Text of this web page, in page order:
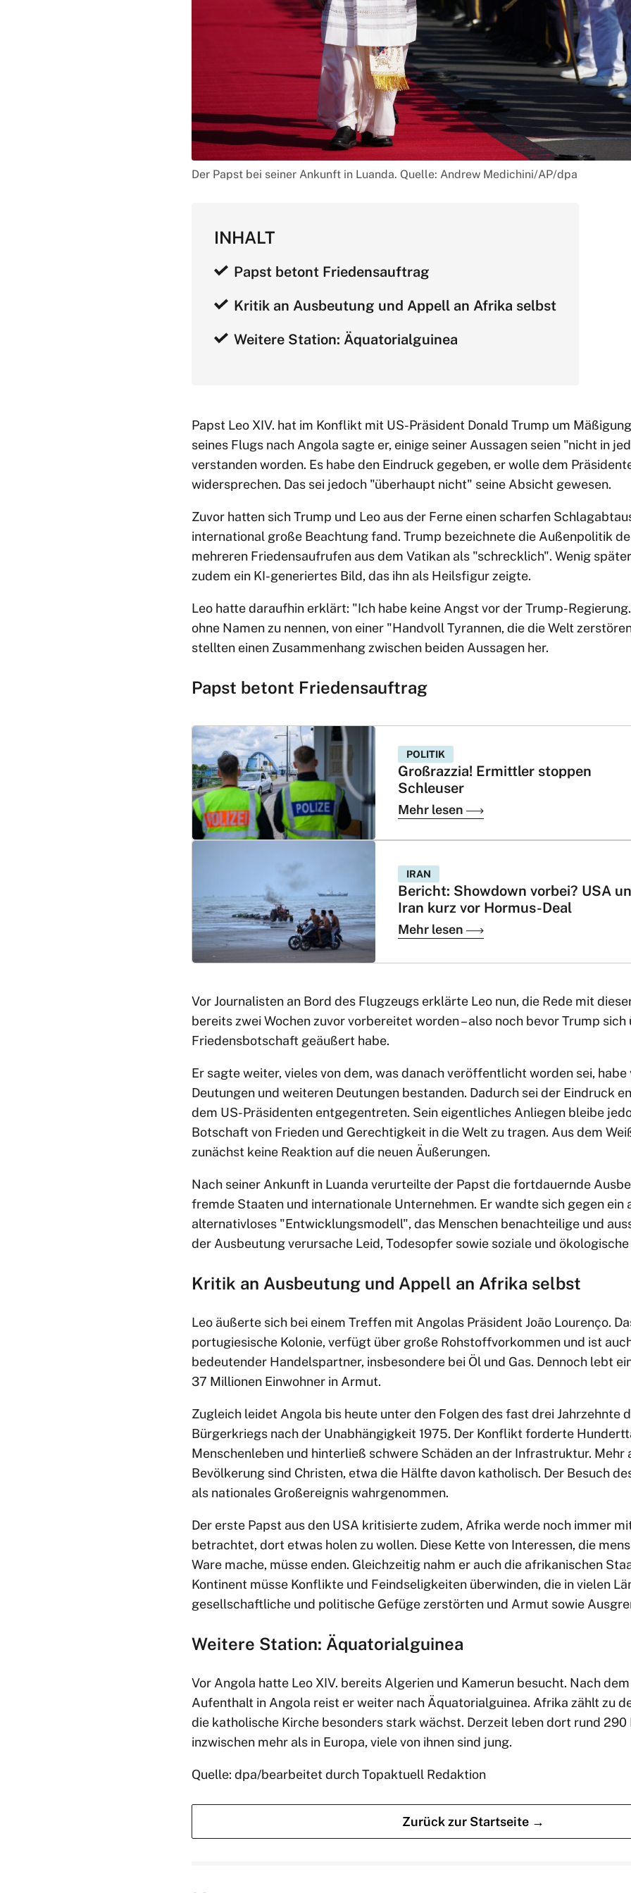
Der Papst bei seiner Ankunft in Luanda. Quelle: Andrew Medichini/AP/dpa
INHALT
Papst betont Friedensauftrag
Kritik an Ausbeutung und Appell an Afrika selbst
Weitere Station: Äquatorialguinea
Papst Leo XIV. hat im Konflikt mit US-Präsident Donald Trump um
seines Flugs nach Angola sagte er, einige seiner Aussagen seien "nicht in
verstanden worden. Es habe den Eindruck gegeben, er wolle dem
widersprechen. Das sei jedoch "überhaupt nicht" seine Absicht gewesen.
Zuvor hatten sich Trump und Leo aus der Ferne einen scharfen
international große Beachtung fand. Trump bezeichnete die Außenpolitik
mehreren Friedensaufrufen aus dem Vatikan als "schrecklich". Wenig
zudem ein KI-generiertes Bild, das ihn als Heilsfigur zeigte.
Leo hatte daraufhin erklärt: "Ich habe keine Angst vor der Trump-
ohne Namen zu nennen, von einer "Handvoll Tyrannen, die die Welt
stellten einen Zusammenhang zwischen beiden Aussagen her.
Papst betont Friedensauftrag
POLITIK
Großrazzia! Ermittler stoppen
Schleuser
Mehr lesen
IRAN
Bericht: Showdown vorbei? USA
Iran kurz vor Hormus-Deal
Mehr lesen
Vor Journalisten an Bord des Flugzeugs erklärte Leo nun, die Rede mit
bereits zwei Wochen zuvor vorbereitet worden – also noch bevor Trump sich
Friedensbotschaft geäußert habe.
Er sagte weiter, vieles von dem, was danach veröffentlicht worden sei, habe
Deutungen und weiteren Deutungen bestanden. Dadurch sei der Eindruck
dem US-Präsidenten entgegentreten. Sein eigentliches Anliegen bleibe
Botschaft von Frieden und Gerechtigkeit in die Welt zu tragen. Aus dem
zunächst keine Reaktion auf die neuen Äußerungen.
Nach seiner Ankunft in Luanda verurteilte der Papst die fortdauernde
fremde Staaten und internationale Unternehmen. Er wandte sich gegen ein
alternativloses "Entwicklungsmodell", das Menschen benachteilige und
der Ausbeutung verursache Leid, Todesopfer sowie soziale und
Kritik an Ausbeutung und Appell an Afrika selbst
Leo äußerte sich bei einem Treffen mit Angolas Präsident João Lourenço.
portugiesische Kolonie, verfügt über große Rohstoffvorkommen und ist
bedeutender Handelspartner, insbesondere bei Öl und Gas. Dennoch lebt
37 Millionen Einwohner in Armut.
Zugleich leidet Angola bis heute unter den Folgen des fast drei Jahrzehnte
Bürgerkriegs nach der Unabhängigkeit 1975. Der Konflikt forderte
Menschenleben und hinterließ schwere Schäden an der Infrastruktur. Mehr
Bevölkerung sind Christen, etwa die Hälfte davon katholisch. Der Besuch
als nationales Großereignis wahrgenommen.
Der erste Papst aus den USA kritisierte zudem, Afrika werde noch immer
betrachtet, dort etwas holen zu wollen. Diese Kette von Interessen, die
Ware mache, müsse enden. Gleichzeitig nahm er auch die afrikanischen
Kontinent müsse Konflikte und Feindseligkeiten überwinden, die in vielen
gesellschaftliche und politische Gefüge zerstörten und Armut sowie
Weitere Station: Äquatorialguinea
Vor Angola hatte Leo XIV. bereits Algerien und Kamerun besucht. Nach
Aufenthalt in Angola reist er weiter nach Äquatorialguinea. Afrika zählt zu
die katholische Kirche besonders stark wächst. Derzeit leben dort rund 290
inzwischen mehr als in Europa, viele von ihnen sind jung.
Quelle: dpa/bearbeitet durch Topaktuell Redaktion
Zurück zur Startseite →